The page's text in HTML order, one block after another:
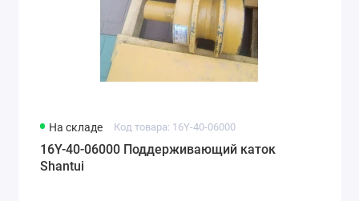
На складе Код товара: 16Y-40-06000
16Y-40-06000 Поддерживающий каток
Shantui